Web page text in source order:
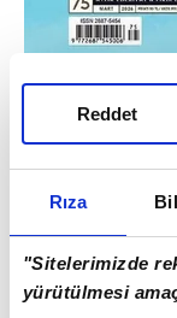
Rıza
"Sitelerimizde
yürütülmesi
Reddet